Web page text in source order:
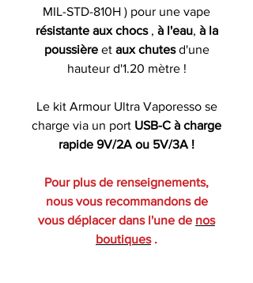
MIL-STD-810H ) pour une vape
résistante aux chocs , à l'eau, à la
poussièreet aux chutesd'une
hauteur d'1.20 mètre !
Le kit Armour Ultra Vaporesso se
charge via un port USB-C à charge
rapide 9V/2A ou 5V/3A !
Pour plus de renseignements,
nous vous recommandons de
vous déplacer dans l'une de nos
boutiques.